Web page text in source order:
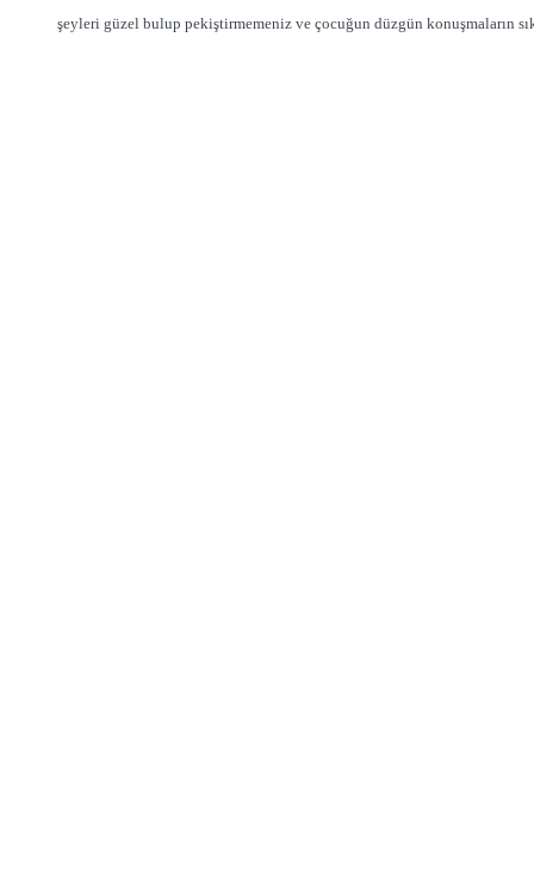
şeyleri güzel bulup pekiştirmemeniz ve çocuğun düzgün konuşmaların